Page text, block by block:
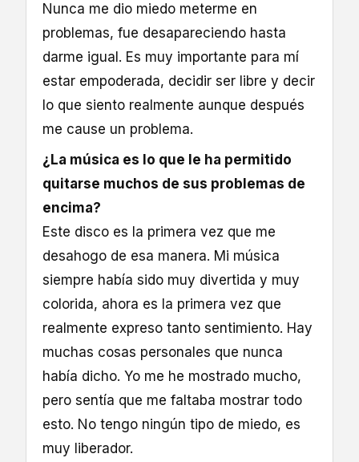
Nunca me dio miedo meterme en
problemas, fue desapareciendo hasta
darme igual. Es muy importante para mí
estar empoderada, decidir ser libre y decir
lo que siento realmente aunque después
me cause un problema.
¿La música es lo que le ha permitido
quitarse muchos de sus problemas de
encima?
Este disco es la primera vez que me
desahogo de esa manera. Mi música
siempre había sido muy divertida y muy
colorida, ahora es la primera vez que
realmente expreso tanto sentimiento. Hay
muchas cosas personales que nunca
había dicho. Yo me he mostrado mucho,
pero sentía que me faltaba mostrar todo
esto. No tengo ningún tipo de miedo, es
muy liberador.